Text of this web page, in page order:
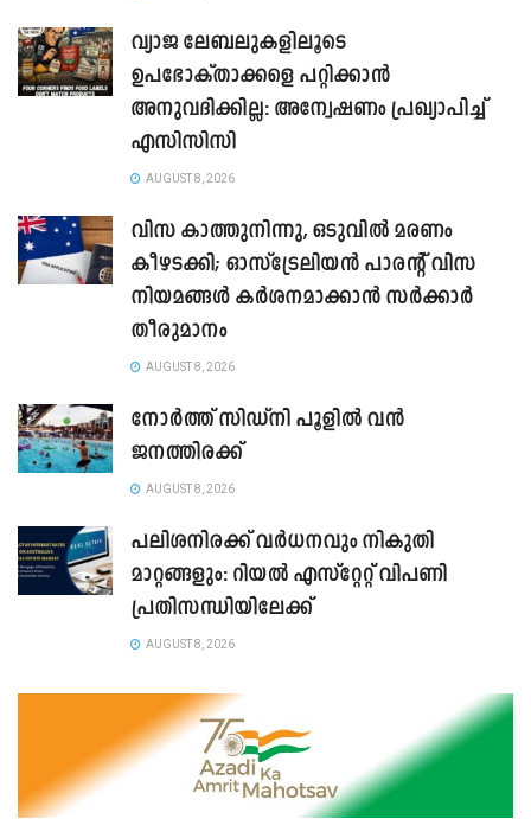
വ്യാജ ലേബലുകളിലൂടെ
ഉപഭോക്താക്കളെ പറ്റിക്കാൻ
അനുവദിക്കില്ല: അന്വേഷണം പ്രഖ്യാപിച്ച്
എസിസിസി
AUGUST 8, 2026
വിസ കാത്തുനിന്നു, ഒടുവിൽ മരണം
കീഴടക്കി; ഓസ്‌ട്രേലിയൻ പാരന്റ് വിസ
നിയമങ്ങൾ കർശനമാക്കാൻ സർക്കാർ
തീരുമാനം
AUGUST 8, 2026
നോർത്ത് സിഡ്നി പൂളിൽ വൻ
ജനത്തിരക്ക്
AUGUST 8, 2026
പലിശനിരക്ക് വർധനവും നികുതി
മാറ്റങ്ങളും: റിയൽ എസ്റ്റേറ്റ് വിപണി
പ്രതിസന്ധിയിലേക്ക്
AUGUST 8, 2026